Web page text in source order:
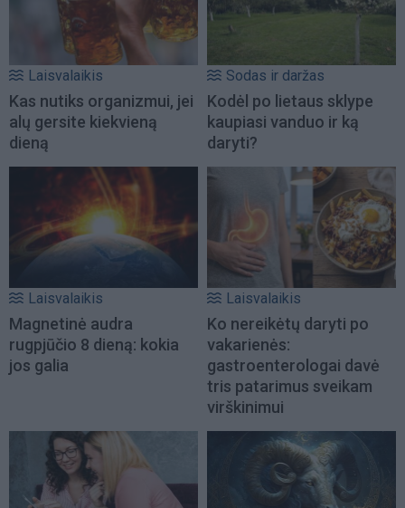
Laisvalaikis
Kas nutiks organizmui, jei
alų gersite kiekvieną
dieną
Sodas ir daržas
Kodėl po lietaus sklype
kaupiasi vanduo ir ką
daryti?
Laisvalaikis
Magnetinė audra
rugpjūčio 8 dieną: kokia
jos galia
Laisvalaikis
Ko nereikėtų daryti po
vakarienės:
gastroenterologai davė
tris patarimus sveikam
virškinimui